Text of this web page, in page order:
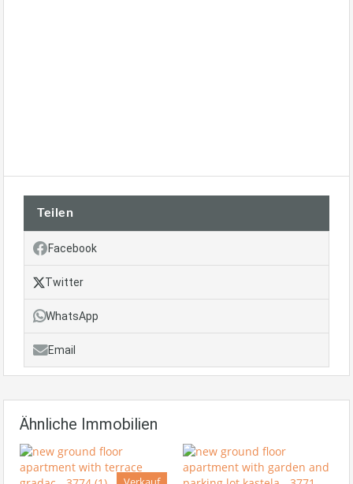
Teilen
Facebook
Twitter
WhatsApp
Email
Ähnliche Immobilien